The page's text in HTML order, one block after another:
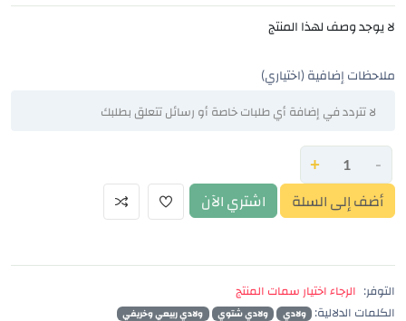
لا يوجد وصف لهذا المنتج
ملاحظات إضافية (اختياري)
-
+
أضف إلى السلة اشتري الآن
التوفر:
الرجاء اختيار سمات المنتج
الكلمات الدلالية:
ولادي ولادي شتوي ولادي ربيعي وخريفي